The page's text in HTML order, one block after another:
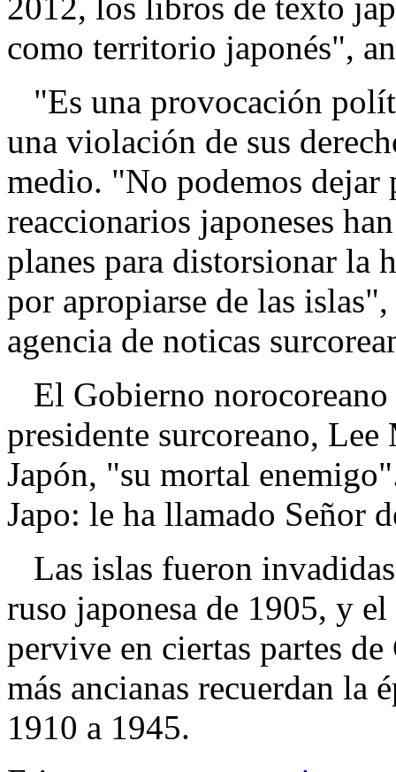
2012, los libros de texto
como territorio japonés",
"Es una provocación
una violación de sus
medio. "No podemos dejar
reaccionarios japoneses
planes para distorsionar la
por apropiarse de las
agencia de noticas
El Gobierno
presidente surcoreano,
Japón, "su mortal
Japo: le ha llamado Señor
Las islas fueron
ruso japonesa de 1905, y
pervive en ciertas partes
más ancianas recuerdan la
1910 a 1945.